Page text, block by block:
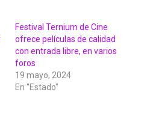
Festival Ternium de Cine
ofrece películas de calidad
con entrada libre, en varios
foros
19 mayo, 2024
En "Estado"